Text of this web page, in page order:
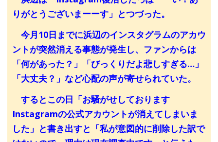
りがとうございまーーす」とつづった。
今月10日までに浜辺のインスタグラムのアカウ
ントが突然消える事態が発生し、ファンからは
「何があった？」「びっくりだよ悲しすぎる…」
「大丈夫？」など心配の声が寄せられていた。
するとこの日「お騒がせしております
Instagramの公式アカウントが消えてしまいま
した」と書き出すと「私が意図的に削除した訳で